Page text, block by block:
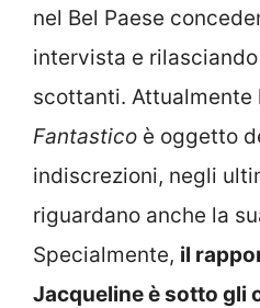
nel Bel Paese
intervista e
scottanti. Attualmente
Fantastico è oggetto
indiscrezioni, negli
riguardano anche la
Specialmente, il
Jacqueline è sotto gli